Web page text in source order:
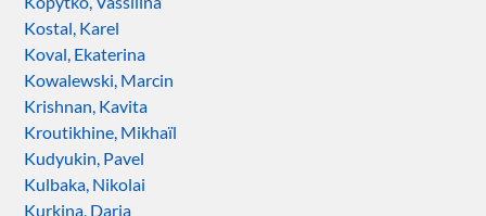
Kostal, Karel
Koval, Ekaterina
Kowalewski, Marcin
Krishnan, Kavita
Kroutikhine, Mikhaïl
Kudyukin, Pavel
Kulbaka, Nikolai
Kurkina, Daria